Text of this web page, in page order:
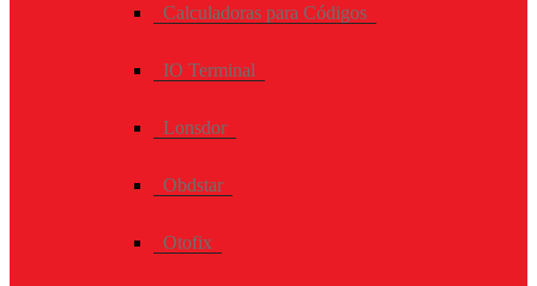
Calculadoras para Códigos
IO Terminal
Lonsdor
Obdstar
Otofix